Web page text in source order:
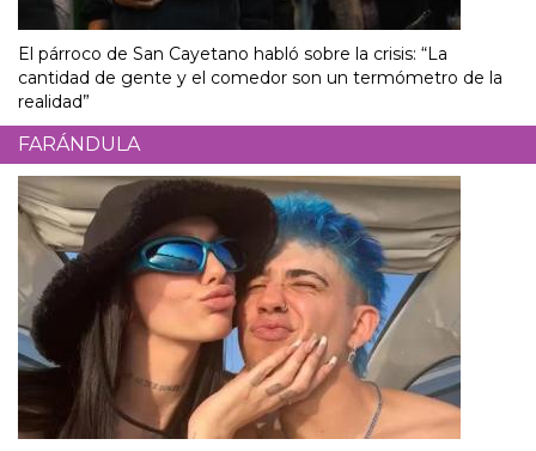
El párroco de San Cayetano habló sobre la crisis: “La
cantidad de gente y el comedor son un termómetro de la
realidad”
FARÁNDULA